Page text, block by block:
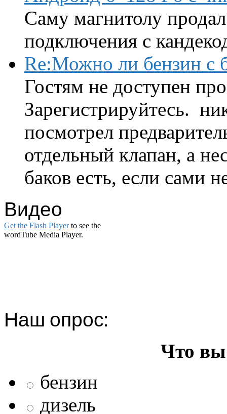
Саму магнитолу
подключения с
Re:Можно ли бензин с
Гостям не доступен
Зарегистрируйтесь.
посмотрел
отдельный клапан, а
баков есть, если сами
Видео
Get the Flash Playerto see the
wordTube Media Player.
Наш опрос:
Что вы
бензин
дизель